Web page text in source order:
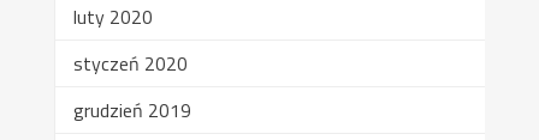
luty 2020
styczeń 2020
grudzień 2019